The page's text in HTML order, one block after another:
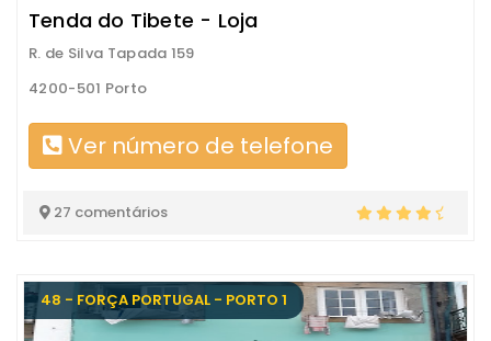
Tenda do Tibete - Loja
R. de Silva Tapada 159
4200-501 Porto
Ver número de telefone
27 comentários
48 - FORÇA PORTUGAL - PORTO 1